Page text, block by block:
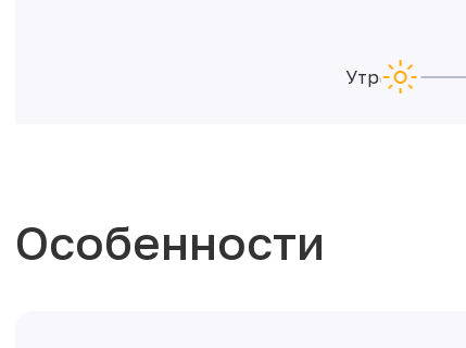
Утро
Особенности